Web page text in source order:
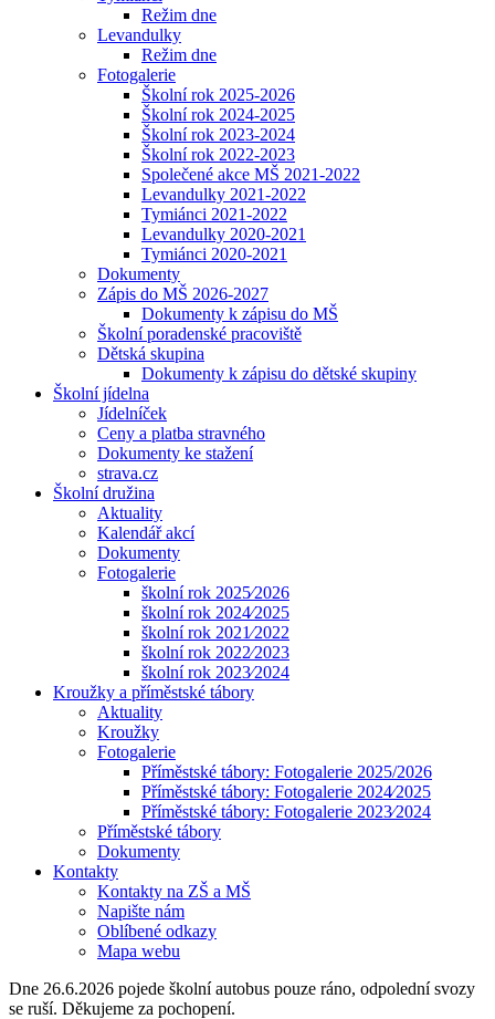
Režim dne
Levandulky
Režim dne
Fotogalerie
Školní rok 2025-2026
Školní rok 2024-2025
Školní rok 2023-2024
Školní rok 2022-2023
Společené akce MŠ 2021-2022
Levandulky 2021-2022
Tymiánci 2021-2022
Levandulky 2020-2021
Tymiánci 2020-2021
Dokumenty
Zápis do MŠ 2026-2027
Dokumenty k zápisu do MŠ
Školní poradenské pracoviště
Dětská skupina
Dokumenty k zápisu do dětské skupiny
Školní jídelna
Jídelníček
Ceny a platba stravného
Dokumenty ke stažení
strava.cz
Školní družina
Aktuality
Kalendář akcí
Dokumenty
Fotogalerie
školní rok 2025⁄2026
školní rok 2024⁄2025
školní rok 2021⁄2022
školní rok 2022⁄2023
školní rok 2023⁄2024
Kroužky a příměstské tábory
Aktuality
Kroužky
Fotogalerie
Příměstské tábory: Fotogalerie 2025/2026
Příměstské tábory: Fotogalerie 2024⁄2025
Příměstské tábory: Fotogalerie 2023⁄2024
Příměstské tábory
Dokumenty
Kontakty
Kontakty na ZŠ a MŠ
Napište nám
Oblíbené odkazy
Mapa webu
Dne 26.6.2026 pojede školní autobus pouze ráno, odpolední svozy
se ruší. Děkujeme za pochopení.